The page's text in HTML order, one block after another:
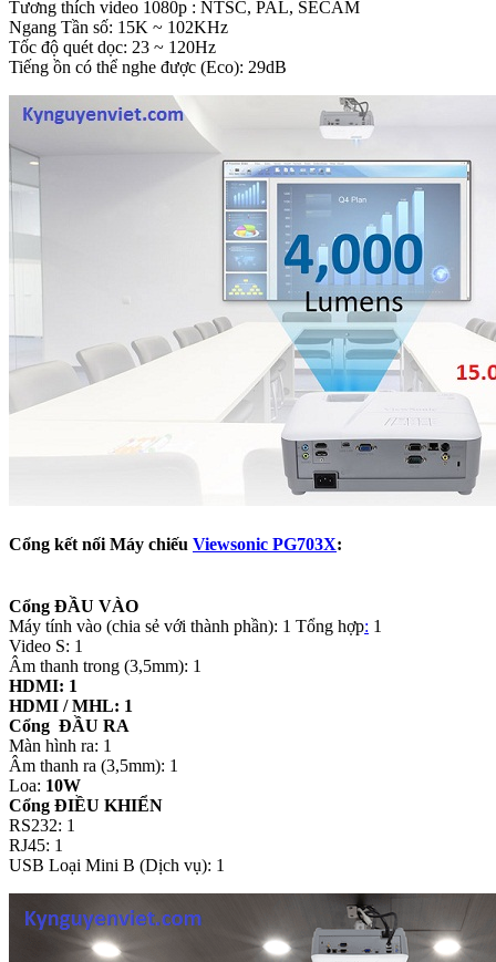
Tương thích video 1080p : NTSC, PAL, SECAM
Ngang Tần số: 15K ~ 102KHz
Tốc độ quét dọc: 23 ~ 120Hz
Tiếng ồn có thể nghe được (Eco): 29dB
Cổng kết nối Máy chiếu Viewsonic PG703X:
Cổng ĐẦU VÀO
Máy tính vào (chia sẻ với thành phần): 1 Tổng hợp: 1
Video S: 1
Âm thanh trong (3,5mm): 1
HDMI: 1
HDMI / MHL: 1
Cổng ĐẦU RA
Màn hình ra: 1
Âm thanh ra (3,5mm): 1
Loa: 10W
Cổng ĐIỀU KHIỂN
RS232: 1
RJ45: 1
USB Loại Mini B (Dịch vụ): 1